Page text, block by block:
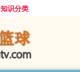
知识分类